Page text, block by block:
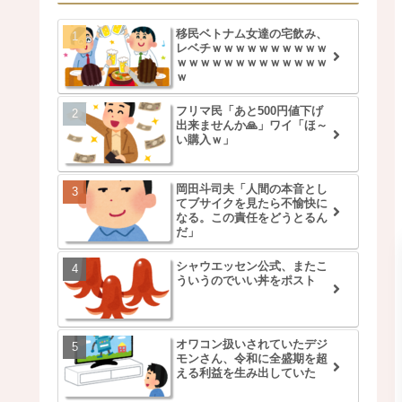
移民ベトナム女達の宅飲み、
レベチｗｗｗｗｗｗｗｗｗｗ
ｗｗｗｗｗｗｗｗｗｗｗｗｗ
ｗ
フリマ民「あと500円値下げ
出来ませんか🙏」ワイ「ほ～
い購入ｗ」
岡田斗司夫「人間の本音とし
てブサイクを見たら不愉快に
なる。この責任をどうとるん
だ」
シャウエッセン公式、またこ
ういうのでいい丼をポスト
オワコン扱いされていたデジ
モンさん、令和に全盛期を超
える利益を生み出していた